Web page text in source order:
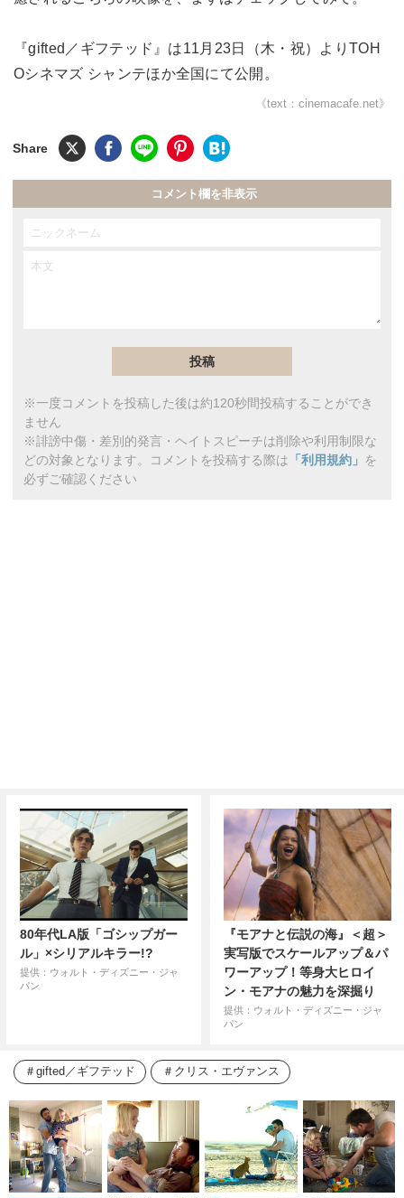
『gifted／ギフテッド』は11月23日（木・祝）よりTOH
Oシネマズ シャンテほか全国にて公開。
《text：cinemacafe.net》
コメント欄を非表示
※一度コメントを投稿した後は約120秒間投稿することができ
ません
※誹謗中傷・差別的発言・ヘイトスピーチは削除や利用制限な
どの対象となります。コメントを投稿する際は 「利用規約」 を
必ずご確認ください
80年代LA版「ゴシップガー
ル」×シリアルキラー!?
提供：ウォルト・ディズニー・ジャ
パン
『モアナと伝説の海』＜超＞
実写版でスケールアップ＆パ
ワーアップ！等身大ヒロイ
ン・モアナの魅力を深掘り
提供：ウォルト・ディズニー・ジャ
パン
gifted／ギフテッド クリス・エヴァンス